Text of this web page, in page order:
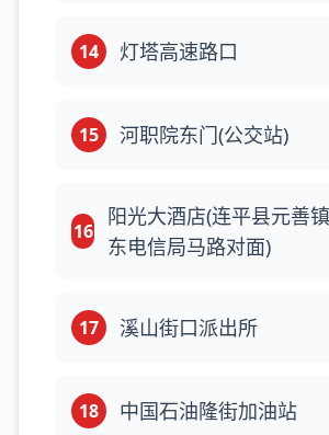
14 灯塔高速路口
15 河职院东门(公交站)
16
阳光大酒店(连平县元善
东电信局马路对面)
17 溪山街口派出所
18 中国石油隆街加油站